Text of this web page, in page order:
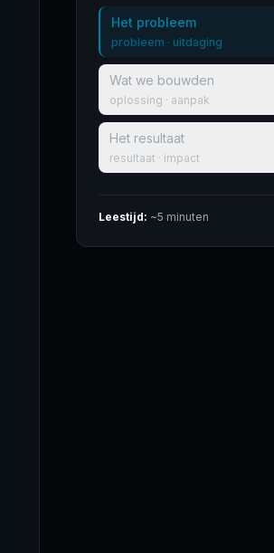
Het probleem
probleem · uitdaging
Wat we bouwden
oplossing · aanpak
Het resultaat
resultaat · impact
Leestijd: ~5 minuten